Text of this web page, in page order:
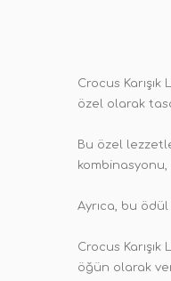
Crocus
özel olarak
Bu özel
Ayrıca, bu
Crocus
öğün olarak